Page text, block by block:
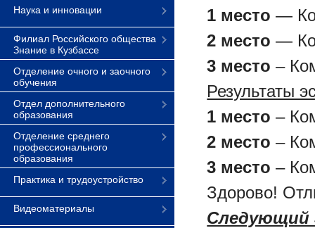
Наука и инновации
Филиал Российского общества
Знание в Кузбассе
Отделение очного и заочного
обучения
Отдел дополнительного
образования
Отделение среднего
профессионального
образования
Практика и трудоустройство
Видеоматериалы
1 место —
2 место —
3 место –
Результаты
1 место –
2 место –
3 место –
Здорово!
Следующий